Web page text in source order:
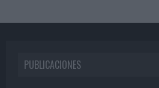
PUBLICACIONES